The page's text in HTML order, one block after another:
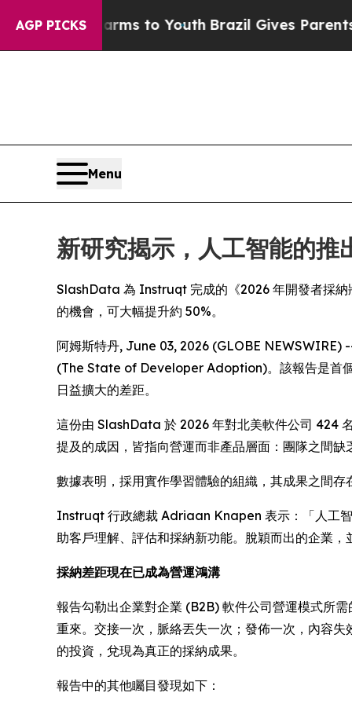
AGP PICKS
Harms to Youth Brazil Gives Parents
Menu
新研究揭示，人工智能的
SlashData 為 Instruqt 完成的《2026 年開發者採
的機會，可大幅提升約 50%。
阿姆斯特丹, June 03, 2026 (GLOBE NEWSWIRE)
(The State of Developer Adoption)。該報告是首
日益擴大的差距。
這份由 SlashData 於 2026 年對北美軟件公司 424
提及的成因，皆指向營運而非產品層面：團隊之間
數據表明，採用實作學習體驗的組織，其成果之間
Instruqt 行政總裁 Adriaan Knapen 表示：「人工
助客戶理解、評估和採納新功能。脫穎而出的企業
採納差距現在已成為營運鴻溝
報告勾勒出企業對企業 (B2B) 軟件公司營運模式所
重來。交接一次，脈絡丟失一次；發佈一次，內容
的投資，兌現為真正的採納成果。
報告中的其他矚目發現如下：